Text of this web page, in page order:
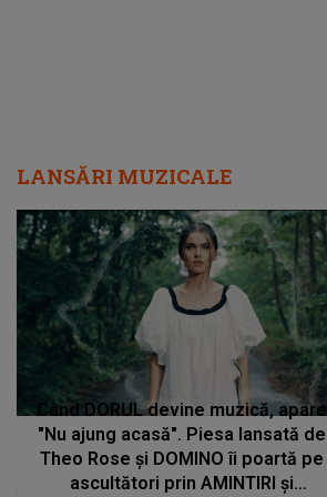
LANSĂRI MUZICALE
Când DORUL devine muzică, apare
"Nu ajung acasă". Piesa lansată de
Theo Rose și DOMINO îi poartă pe
ascultători prin AMINTIRI și